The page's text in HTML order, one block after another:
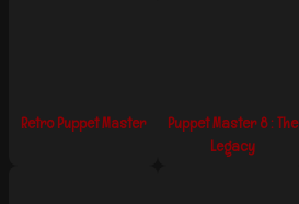
Retro Puppet Master
Puppet Master 8 : The
Legacy